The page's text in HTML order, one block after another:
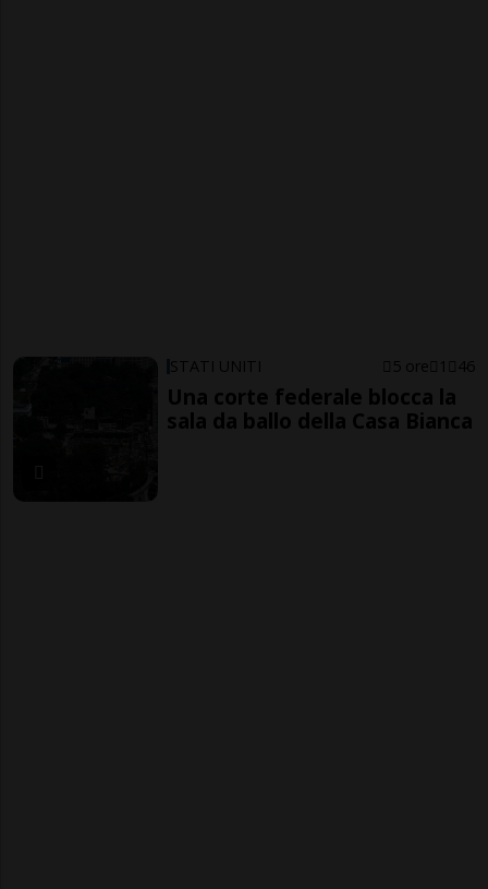
STATI UNITI 5 ore 1 46
Una corte federale blocca la
sala da ballo della Casa Bianca